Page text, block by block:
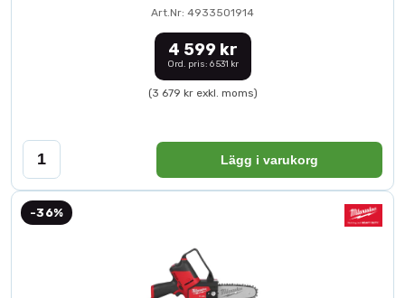
Art.Nr: 4933501914
4 599 kr
Ord. pris: 6 531 kr
(3 679 kr exkl. moms)
Lägg i varukorg
-36%